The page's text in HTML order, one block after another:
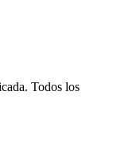
Todos los